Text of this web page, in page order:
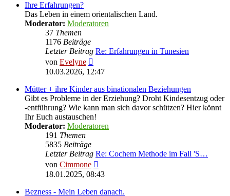
Ihre Erfahrungen?
Das Leben in einem orientalischen Land.
Moderator: Moderatoren
37 Themen
1176 Beiträge
Letzter Beitrag Re: Erfahrungen in Tunesien
von Evelyne
Beitrag
10.03.2026, 12:47
Mütter + ihre Kinder aus binationalen Beziehungen
Gibt es Probleme in der Erziehung? Droht Kindesentzug oder
-entführung? Wie kann man sich davor schützen? Hier könnt
Ihr Euch austauschen!
Moderator: Moderatoren
191 Themen
5835 Beiträge
Letzter Beitrag Re: Cochem Methode im Fall 'S…
von Cimmone
Beitrag
18.01.2025, 08:43
Bezness - Mein Leben danach.